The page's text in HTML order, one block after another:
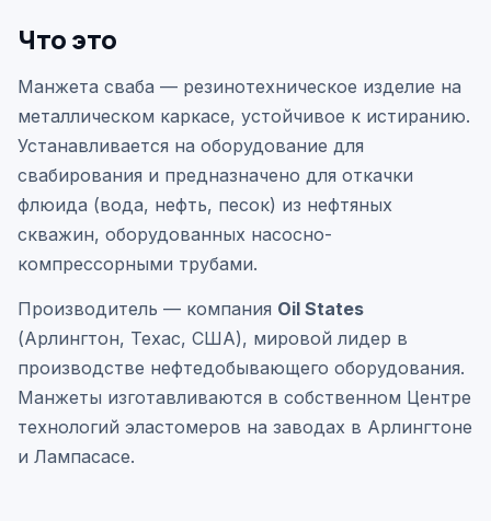
Что это
Манжета сваба — резинотехническое изделие на
металлическом каркасе, устойчивое к истиранию.
Устанавливается на оборудование для
свабирования и предназначено для откачки
флюида (вода, нефть, песок) из нефтяных
скважин, оборудованных насосно-
компрессорными трубами.
Производитель — компания Oil States
(Арлингтон, Техас, США), мировой лидер в
производстве нефтедобывающего оборудования.
Манжеты изготавливаются в собственном Центре
технологий эластомеров на заводах в Арлингтоне
и Лампасасе.